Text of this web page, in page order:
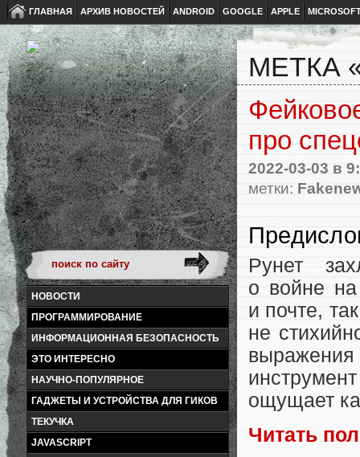
ГЛАВНАЯ АРХИВ НОВОСТЕЙ ANDROID GOOGLE APPLE
НОВОСТИ
ПРОГРАММИРОВАНИЕ
ИНФОРМАЦИОННАЯ БЕЗОПАСНОСТЬ
ЭТО ИНТЕРЕСНО
НАУЧНО-ПОПУЛЯРНОЕ
ГАДЖЕТЫ И УСТРОЙСТВА ДЛЯ ГИКОВ
ТЕКУЧКА
JAVASCRIPT
МЕТКА
про
2022-03-03 в
метки:
Рунет
о войне
и почте,
не
ощущает
Читать